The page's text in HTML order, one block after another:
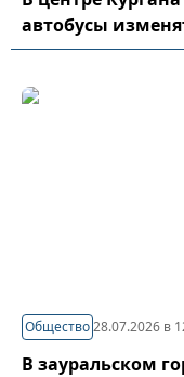
автобусы
Общество28.07.2026 в
В зауральском